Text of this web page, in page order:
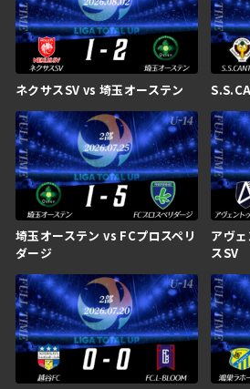
ネクサスSV vs 埼玉オーステン
埼玉オーステン vs FCプロスペリ
ダージ
アヴ
スSV